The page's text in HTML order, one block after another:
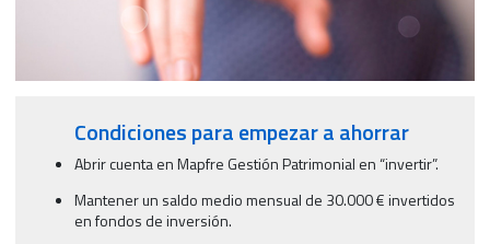
Condiciones para empezar a ahorrar
Abrir cuenta en Mapfre Gestión Patrimonial en “invertir”.
Mantener un saldo medio mensual de 30.000 € invertidos
en fondos de inversión.